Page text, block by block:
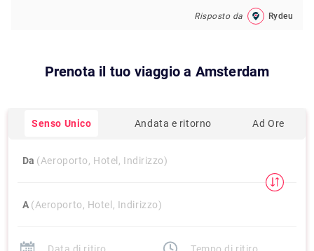
Risposto da Rydeu
Prenota il tuo viaggio a Amsterdam
Senso Unico Andata e ritorno Ad Ore
Da (Aeroporto, Hotel, Indirizzo)
A (Aeroporto, Hotel, Indirizzo)